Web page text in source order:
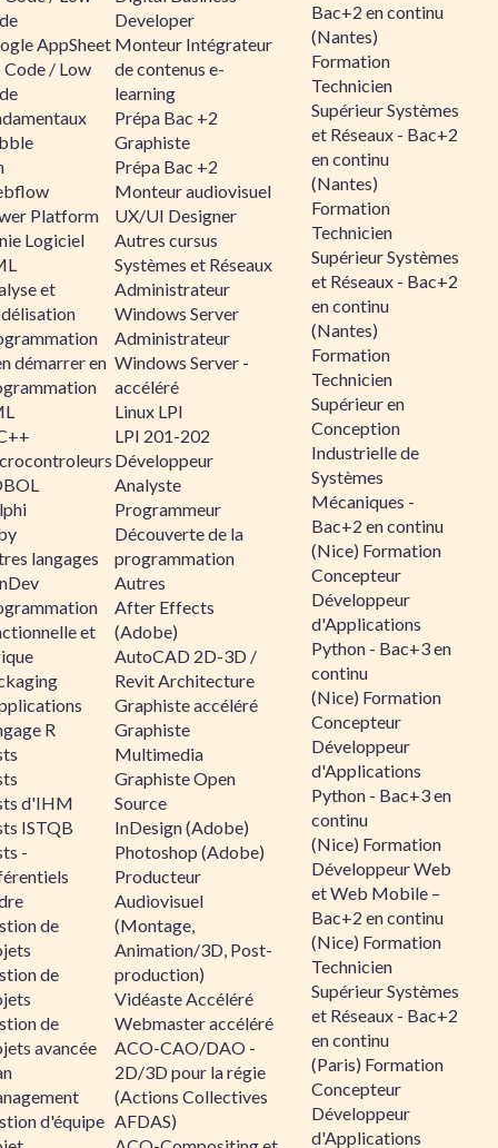
AppSheet
/ Low
Platform
Logiciel
et
démarrer en
langages
et
R
d'IHM
ISTQB
-
de
de
de
avancée
d'équipe
Developer
Monteur Intégrateur
de contenus e-
learning
Prépa Bac +2
Graphiste
Prépa Bac +2
Monteur audiovisuel
UX/UI Designer
Autres cursus
Systèmes et Réseaux
Administrateur
Windows Server
Administrateur
Windows Server -
accéléré
Linux LPI
LPI 201-202
Développeur
Analyste
Programmeur
Découverte de la
programmation
Autres
After Effects
(Adobe)
AutoCAD 2D-3D /
Revit Architecture
Graphiste accéléré
Graphiste
Multimedia
Graphiste Open
Source
InDesign (Adobe)
Photoshop (Adobe)
Producteur
Audiovisuel
(Montage,
Animation/3D, Post-
production)
Vidéaste Accéléré
Webmaster accéléré
ACO-CAO/DAO -
2D/3D pour la régie
(Actions Collectives
AFDAS)
Bac+2 en continu
(Nantes)
Formation
Technicien
Supérieur Systèmes
et Réseaux - Bac+2
en continu
(Nantes)
Formation
Technicien
Supérieur Systèmes
et Réseaux - Bac+2
en continu
(Nantes)
Formation
Technicien
Supérieur en
Conception
Industrielle de
Systèmes
Mécaniques -
Bac+2 en continu
(Nice) Formation
Concepteur
Développeur
d'Applications
Python - Bac+3 en
continu
(Nice) Formation
Concepteur
Développeur
d'Applications
Python - Bac+3 en
continu
(Nice) Formation
Développeur Web
et Web Mobile –
Bac+2 en continu
(Nice) Formation
Technicien
Supérieur Systèmes
et Réseaux - Bac+2
en continu
(Paris) Formation
Concepteur
Développeur
d'Applications